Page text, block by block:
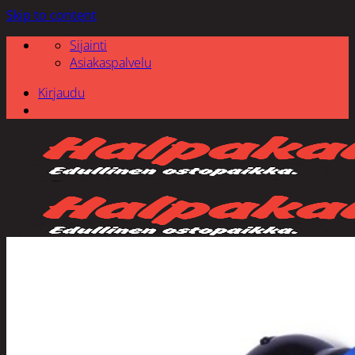
Skip to content
Sijainti
Asiakaspalvelu
Kirjaudu